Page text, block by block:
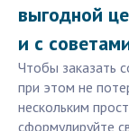
выгодной
и с
Чтобы заказать
при этом не
нескольким
сформулируйте